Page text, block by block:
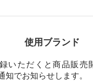
使用ブランド
いただくと商品販売
知でお知らせします。